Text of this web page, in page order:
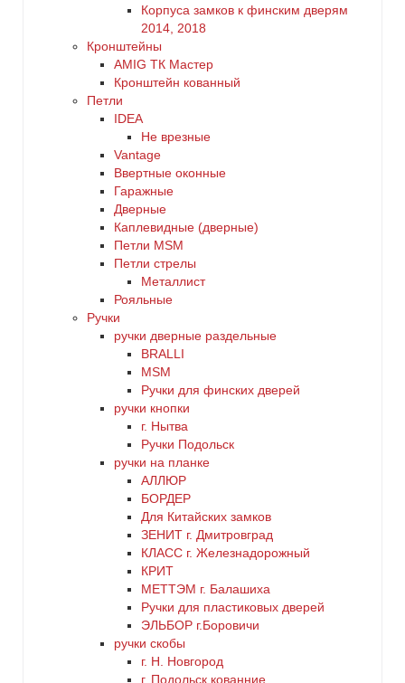
Корпуса замков к финским дверям
2014, 2018
Кронштейны
AMIG ТК Мастер
Кронштейн кованный
Петли
IDEA
Не врезные
Vantage
Ввертные оконные
Гаражные
Дверные
Каплевидные (дверные)
Петли MSM
Петли стрелы
Металлист
Рояльные
Ручки
ручки дверные раздельные
BRALLI
MSM
Ручки для финских дверей
ручки кнопки
г. Нытва
Ручки Подольск
ручки на планке
АЛЛЮР
БОРДЕР
Для Китайских замков
ЗЕНИТ г. Дмитровград
КЛАСС г. Железнадорожный
КРИТ
МЕТТЭМ г. Балашиха
Ручки для пластиковых дверей
ЭЛЬБОР г.Боровичи
ручки скобы
г. Н. Новгород
г. Подольск кованние